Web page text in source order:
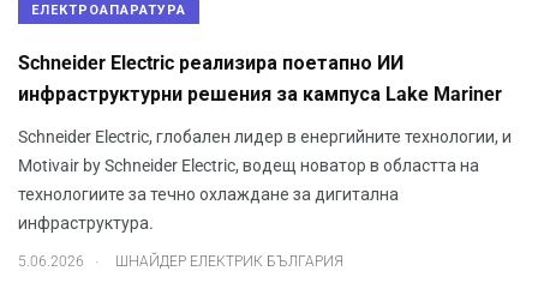
ЕЛЕКТРОАПАРАТУРА
Schneider Electric реализира поетапно ИИ
инфраструктурни решения за кампуса Lake Mariner
Schneider Electric, глобален лидер в енергийните технологии, и
Motivair by Schneider Electric, водещ новатор в областта на
технологиите за течно охлаждане за дигитална
инфраструктура.
5.06.2026 . ШНАЙДЕР ЕЛЕКТРИК БЪЛГАРИЯ